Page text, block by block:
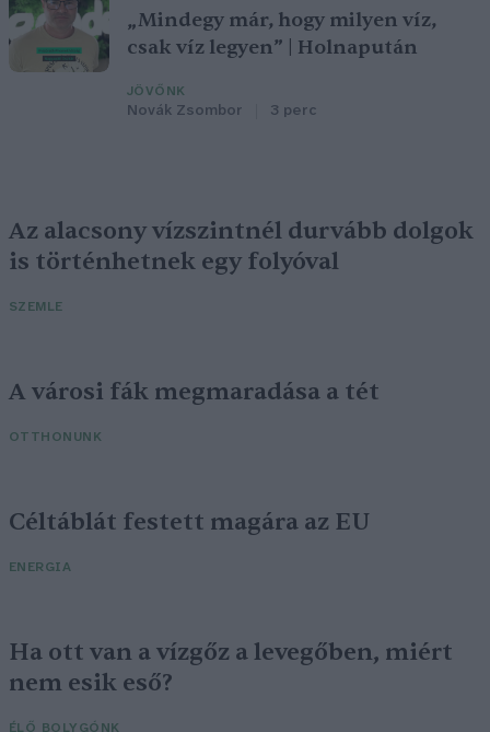
„Mindegy már, hogy milyen víz,
csak víz legyen” | Holnapután
JÖVŐNK
Novák Zsombor 3 perc
Az alacsony vízszintnél durvább dolgok
is történhetnek egy folyóval
SZEMLE
A városi fák megmaradása a tét
OTTHONUNK
Céltáblát festett magára az EU
ENERGIA
Ha ott van a vízgőz a levegőben, miért
nem esik eső?
ÉLŐ BOLYGÓNK